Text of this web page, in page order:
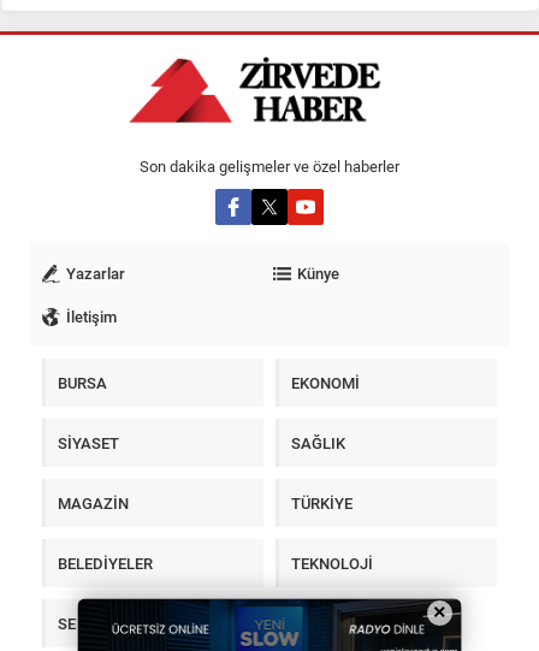
Son dakika gelişmeler ve özel haberler
Yazarlar
Künye
İletişim
BURSA EKONOMİ
SİYASET SAĞLIK
MAGAZİN TÜRKİYE
BELEDİYELER TEKNOLOJİ
SEKTÖR ×